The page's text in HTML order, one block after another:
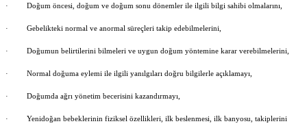
· Doğum öncesi, doğum ve doğum sonu dönemler ile ilgili bilgi sahibi olmalarını,
· Gebelikteki normal ve anormal süreçleri takip edebilmelerini,
· Doğumun belirtilerini bilmeleri ve uygun doğum yöntemine karar verebilmelerini,
· Normal doğuma eylemi ile ilgili yanılgıları doğru bilgilerle açıklamayı,
· Doğumda ağrı yönetim becerisini kazandırmayı,
· Yenidoğan bebeklerinin fiziksel özellikleri, ilk beslenmesi, ilk banyosu, takiplerini